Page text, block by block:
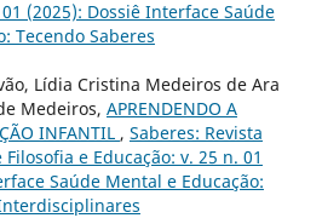
(2025): Dossiê Interface Saúde
Tecendo Saberes
Lídia Cristina Medeiros de Ara
Medeiros, APRENDENDO A
INFANTIL , Saberes: Revista
e Educação: v. 25 n. 01
Saúde Mental e Educação: